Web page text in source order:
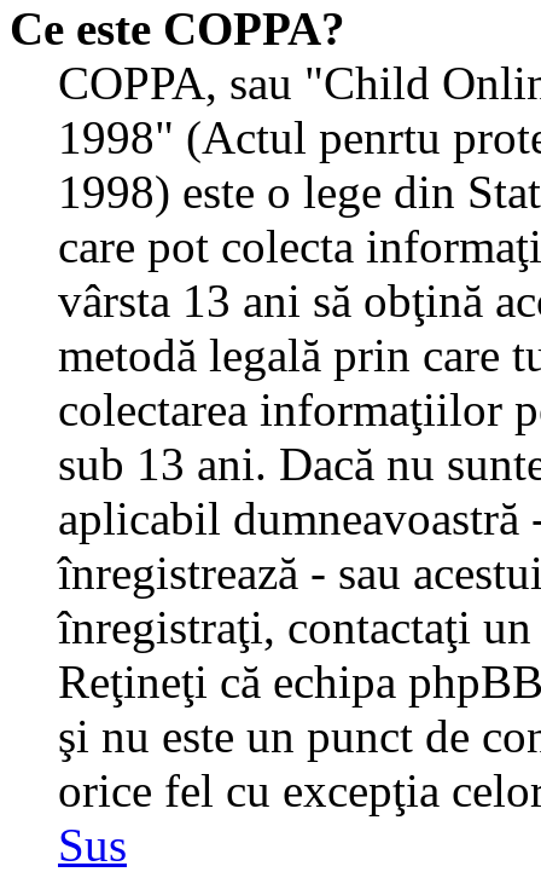
Ce este COPPA?
COPPA, sau "Child
1998" (Actul penrtu
1998) este o lege din
care pot colecta
vârsta 13 ani să obţină
metodă legală prin care
colectarea informaţiilor
sub 13 ani. Dacă nu
aplicabil dumneavoastră
înregistrează - sau
înregistraţi, contactaţi
Reţineţi că echipa
şi nu este un punct de
orice fel cu excepţia
Sus